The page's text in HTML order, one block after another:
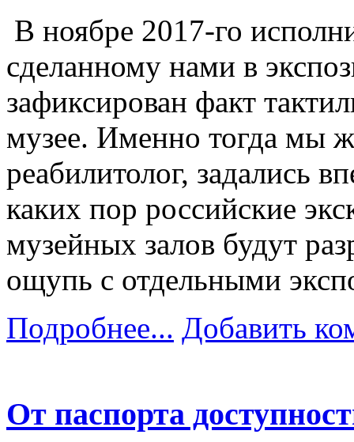
В ноябре 2017-го
сделанному нами в
зафиксирован факт
музее. Именно тогда мы
реабилитолог, задались
каких пор российские
музейных залов будут
ощупь с отдельными
Подробнее... Добавить
От паспорта